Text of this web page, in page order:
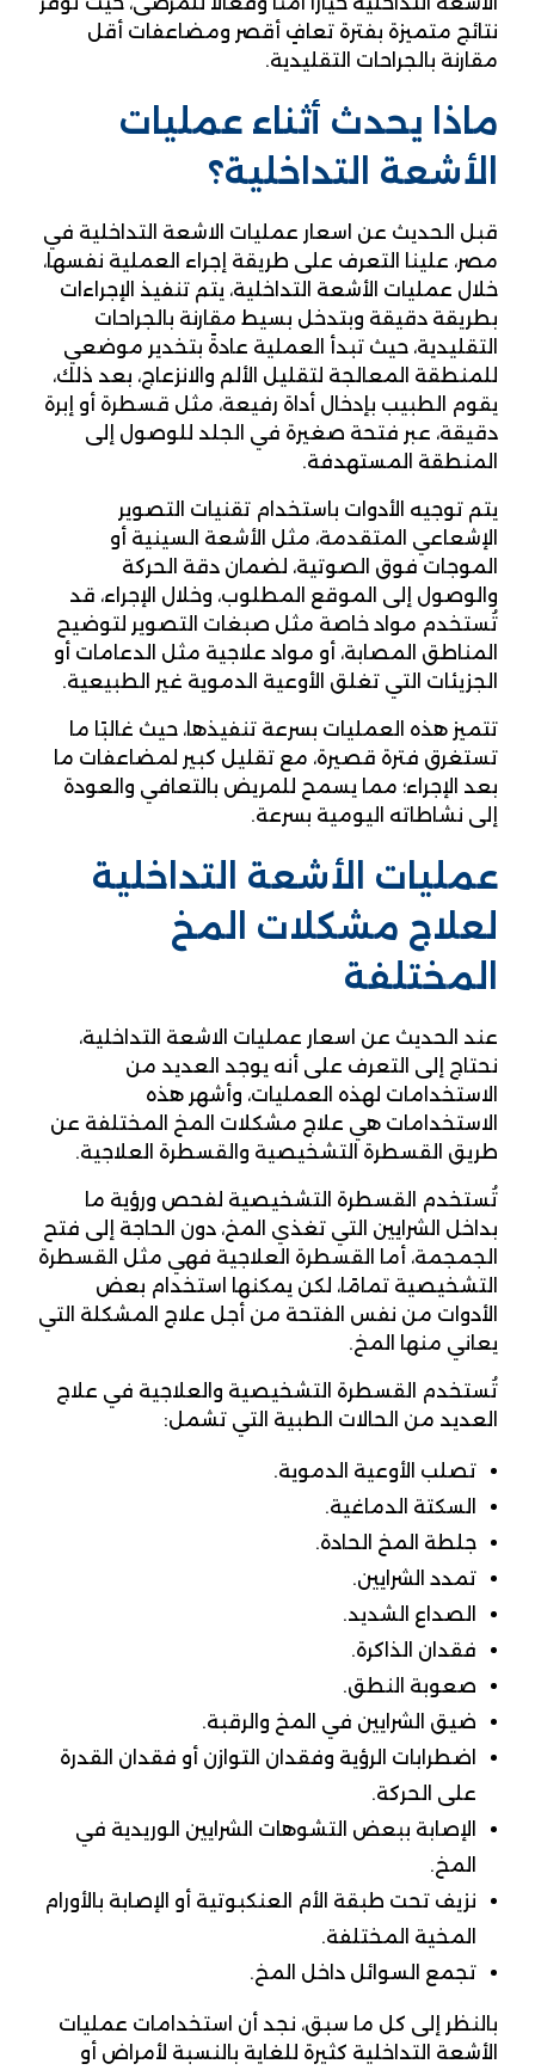
نتائج متميزة بفترة تعافٍ أقصر ومضاعفات أقل
مقارنة بالجراحات التقليدية.
ماذا يحدث أثناء عمليات
الأشعة التداخلية؟
قبل الحديث عن اسعار عمليات الاشعة التداخلية في
مصر، علينا التعرف على طريقة إجراء العملية نفسها،
خلال عمليات الأشعة التداخلية، يتم تنفيذ الإجراءات
بطريقة دقيقة وبتدخل بسيط مقارنة بالجراحات
التقليدية، حيث تبدأ العملية عادةً بتخدير موضعي
للمنطقة المعالجة لتقليل الألم والانزعاج، بعد ذلك،
يقوم الطبيب بإدخال أداة رفيعة، مثل قسطرة أو إبرة
دقيقة، عبر فتحة صغيرة في الجلد للوصول إلى
المنطقة المستهدفة.
يتم توجيه الأدوات باستخدام تقنيات التصوير
الإشعاعي المتقدمة، مثل الأشعة السينية أو
الموجات فوق الصوتية، لضمان دقة الحركة
والوصول إلى الموقع المطلوب، وخلال الإجراء، قد
تُستخدم مواد خاصة مثل صبغات التصوير لتوضيح
المناطق المصابة، أو مواد علاجية مثل الدعامات أو
الجزيئات التي تغلق الأوعية الدموية غير الطبيعية.
تتميز هذه العمليات بسرعة تنفيذها، حيث غالبًا ما
تستغرق فترة قصيرة، مع تقليل كبير لمضاعفات ما
بعد الإجراء؛ مما يسمح للمريض بالتعافي والعودة
إلى نشاطاته اليومية بسرعة.
عمليات الأشعة التداخلية
لعلاج مشكلات المخ
المختلفة
عند الحديث عن اسعار عمليات الاشعة التداخلية،
نحتاج إلى التعرف على أنه يوجد العديد من
الاستخدامات لهذه العمليات، وأشهر هذه
الاستخدامات هي علاج مشكلات المخ المختلفة عن
طريق القسطرة التشخيصية والقسطرة العلاجية.
تُستخدم القسطرة التشخيصية لفحص ورؤية ما
بداخل الشرايين التي تغذي المخ، دون الحاجة إلى فتح
الجمجمة، أما القسطرة العلاجية فهي مثل القسطرة
التشخيصية تمامًا، لكن يمكنها استخدام بعض
الأدوات من نفس الفتحة من أجل علاج المشكلة التي
يعاني منها المخ.
تُستخدم القسطرة التشخيصية والعلاجية في علاج
العديد من الحالات الطبية التي تشمل:
تصلب الأوعية الدموية.
السكتة الدماغية.
جلطة المخ الحادة.
تمدد الشرايين.
الصداع الشديد.
فقدان الذاكرة.
صعوبة النطق.
ضيق الشرايين في المخ والرقبة.
اضطرابات الرؤية وفقدان التوازن أو فقدان القدرة
على الحركة.
الإصابة ببعض التشوهات الشرايين الوريدية في
المخ.
نزيف تحت طبقة الأم العنكبوتية أو الإصابة بالأورام
المخية المختلفة.
تجمع السوائل داخل المخ.
بالنظر إلى كل ما سبق، نجد أن استخدامات عمليات
الأشعة التداخلية كثيرة للغاية بالنسبة لأمراض أو